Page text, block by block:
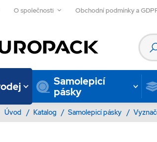
O společnosti Obchodní podmínky a
Samolepicí
pásky
Úvod / Katalog / Samolepicí pásky /